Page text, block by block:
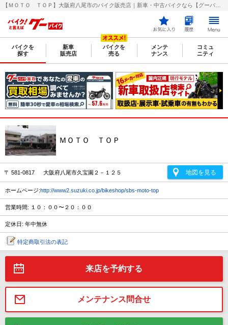
バイクを
探す
新車
販売店
バイクを
売る
メンテ
ナンス
コミュ
ニティ
ＭＯＴＯ ＴＯＰ
〒 581-0817 大阪府八尾市久宝園２－１２５ 地図を見る
ホームページ:http://www2.suzuki.co.jp/bikeshop/sbs-moto-top
営業時間: １０：００〜２０：００
定休日: 年中無休
特定商取引法の表記
来店を予約する
メンテナンス問合せ